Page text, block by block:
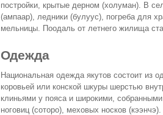
постройки, крытые дерном (холуман). В
(ампаар), ледники (булуус), погреба для
мельницы. Поодаль от летнего жилища
Одежда
Национальная одежда якутов состоит из
коровьей или конской шкуры шерстью
клиньями у пояса и широкими,
ноговиц (соторо), меховых носков